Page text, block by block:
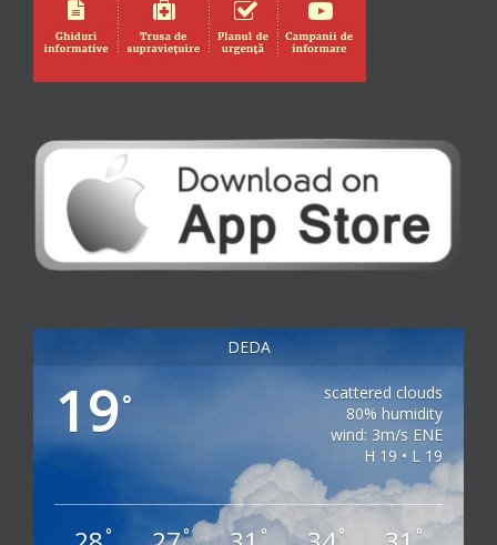
DEDA
19°
scattered clouds
80% humidity
wind: 3m/s ENE
H 19 • L 19
° ° ° ° °